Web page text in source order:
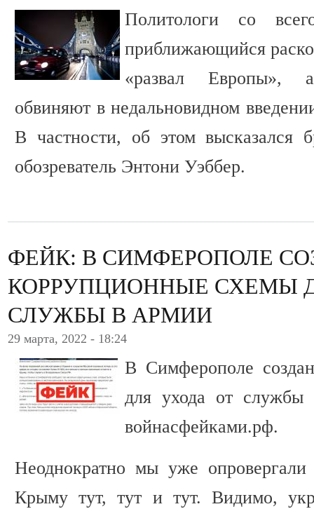
Политологи со
приближающийся
«развал Европы»,
обвиняют в недальновидном
В частности, об этом высказался
обозреватель Энтони Уэббер.
ФЕЙК: В СИМФЕРОПОЛЕ
КОРРУПЦИОННЫЕ СХЕМЫ
СЛУЖБЫ В АРМИИ
29 марта, 2022 - 18:24
В Симферополе
для ухода от службы
войнасфейками.рф.
Неоднократно мы уже
Крыму тут, тут и тут. Видимо,